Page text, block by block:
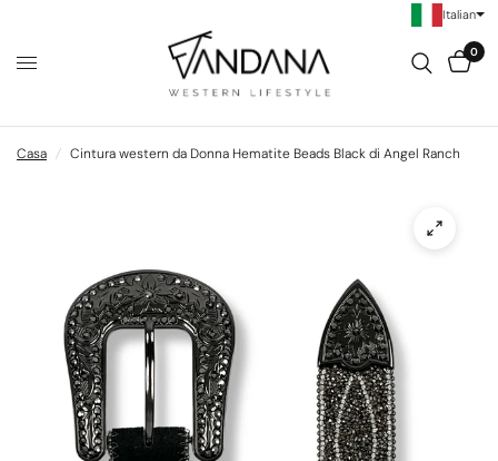
0
Casa / Cintura western da Donna Hematite Beads Black di Angel Ranch
Italian